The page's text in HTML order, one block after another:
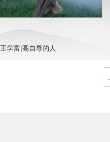
王学富|高自尊的人